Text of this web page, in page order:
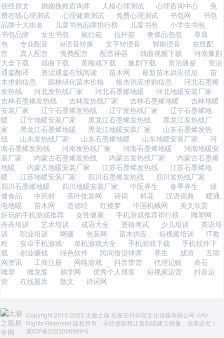
德经原文
婚姻挽救咨询师 人格心理测试 心理咨询中心
免
费在线心理测试
心理健康测试 免费心理测试 书包网
书包
品牌十大排名
儿童书包品牌排行榜 儿童书包
小学生书包
书包品牌
女生书包 旅行箱 拉杆箱 奢侈品包包
单肩
包
专业配音 ai语音转换 文字转语音 智能语音
在线配
音
真人配音 免费配音 配音神器 戏曲视频下载
河南豫剧
大全下载
戏曲下载 黄梅戏下载 豫剧下载 资治通鉴
资治
通鉴翻译
资治通鉴在线阅读 苗木网 最新苗木供应信息
苗
木求购信息
园林绿化苗木价格 银杏供应求购信息
河北石墨烯
发热线
河北发热线厂家 河北石墨烯地暖
河北地暖安装厂家
吉林石墨烯发热线
吉林发热线厂家 吉林石墨烯地暖
吉林地暖
安装厂家
辽宁石墨烯发热线 辽宁发热线厂家
辽宁石墨烯地
暖
辽宁地暖安装厂家 黑龙江石墨烯发热线
黑龙江发热线厂
家
黑龙江石墨烯地暖 黑龙江地暖安装厂家
山东石墨烯发热
线
山东发热线厂家 山东石墨烯地暖 山东地暖安装厂家
河
南石墨烯发热线
河南发热线厂家 河南石墨烯地暖
河南地暖安
装厂家
内蒙古石墨烯发热线 内蒙古发热线厂家
内蒙古石墨烯
地暖
内蒙古地暖安装厂家 江苏石墨烯发热线
江苏石墨烯地
暖
江苏地暖安装厂家 四川石墨烯发热线
四川发热线厂家
四川石墨烯地暖
四川地暖安装厂家 中医养生 春季养生
保
健食品
中药材 茶叶批发网 诗词 鲜花 汉语词典
暖通,
电地暖
苗木网 道德经 红楼梦 中国机械网
美文欣赏
好玩的手机游戏推荐
女性健康 手机游戏推荐排行榜
雕塑网
舟舟培训
艺术培训 成语大全 资格考试 少儿培训
英语培
训
职业培训 网赚 包装网 苗木供应 短视频培训
IT教
程
安卓手机游戏 单机游戏大全 手机游戏下载
手机软件下
载
创业赚钱 绿色软件 民间借贷律师 养生 成语
互联
网资讯
工商注册 网络游戏 抖音带货 代理记账
奇石
雕塑
雕龙客 易学网 优秀个人博客 短视频运营
抖音运
营
在线题库 散文 诗词网
Copyright 2015-2023 太极之巅 石家庄抖帅宫文化传媒有限公司 ©All
Rights Reserved.版权所有，未经授权禁止复制或建立镜像，违者必究！
冀ICP备2023006999号